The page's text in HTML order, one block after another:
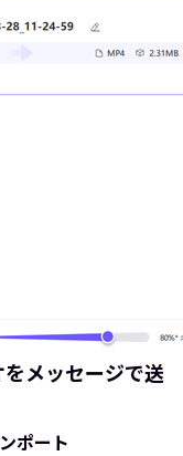
メッセージで送
ポート